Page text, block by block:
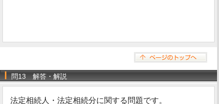
問13 解答・解説
法定相続人・法定相続分に関する問題です。